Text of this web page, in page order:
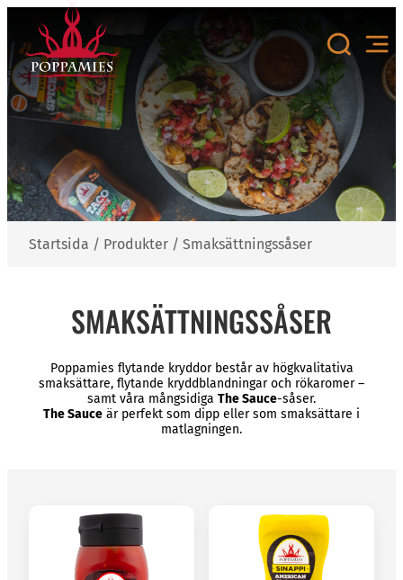
innehåll
Startsida / Produkter / Smaksättningssåser
SMAKSÄTTNINGSSÅSER
Poppamies flytande kryddor består av högkvalitativa
smaksättare, flytande kryddblandningar och rökaromer –
samt våra mångsidiga The Sauce-såser.
The Sauce är perfekt som dipp eller som smaksättare i
matlagningen.